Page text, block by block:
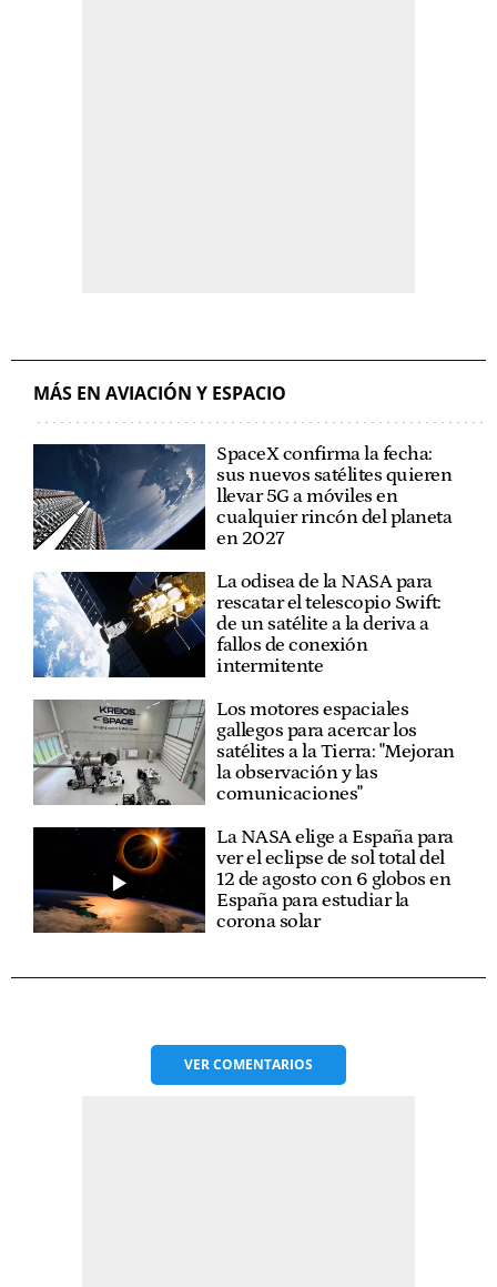
MÁS EN AVIACIÓN Y ESPACIO
SpaceX confirma la fecha:
sus nuevos satélites quieren
llevar 5G a móviles en
cualquier rincón del planeta
en 2027
La odisea de la NASA para
rescatar el telescopio Swift:
de un satélite a la deriva a
fallos de conexión
intermitente
Los motores espaciales
gallegos para acercar los
satélites a la Tierra: "Mejoran
la observación y las
comunicaciones"
La NASA elige a España para
ver el eclipse de sol total del
12 de agosto con 6 globos en
España para estudiar la
corona solar
VERCOMENTARIOS